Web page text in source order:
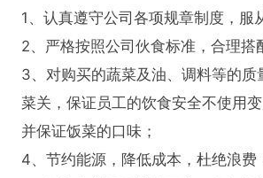
1、认真遵守公司各项规章制度，服
2、严格按照公司伙食标准，合理搭
3、对购买的蔬菜及油、调料等的质
菜关，保证员工的饮食安全不使用
并保证饭菜的口味；
4、节约能源，降低成本，杜绝浪费